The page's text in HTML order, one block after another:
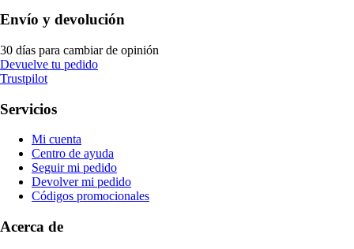
Envío y devolución
30 días para cambiar de opinión
Devuelve tu pedido
Trustpilot
Servicios
Mi cuenta
Centro de ayuda
Seguir mi pedido
Devolver mi pedido
Códigos promocionales
Acerca de